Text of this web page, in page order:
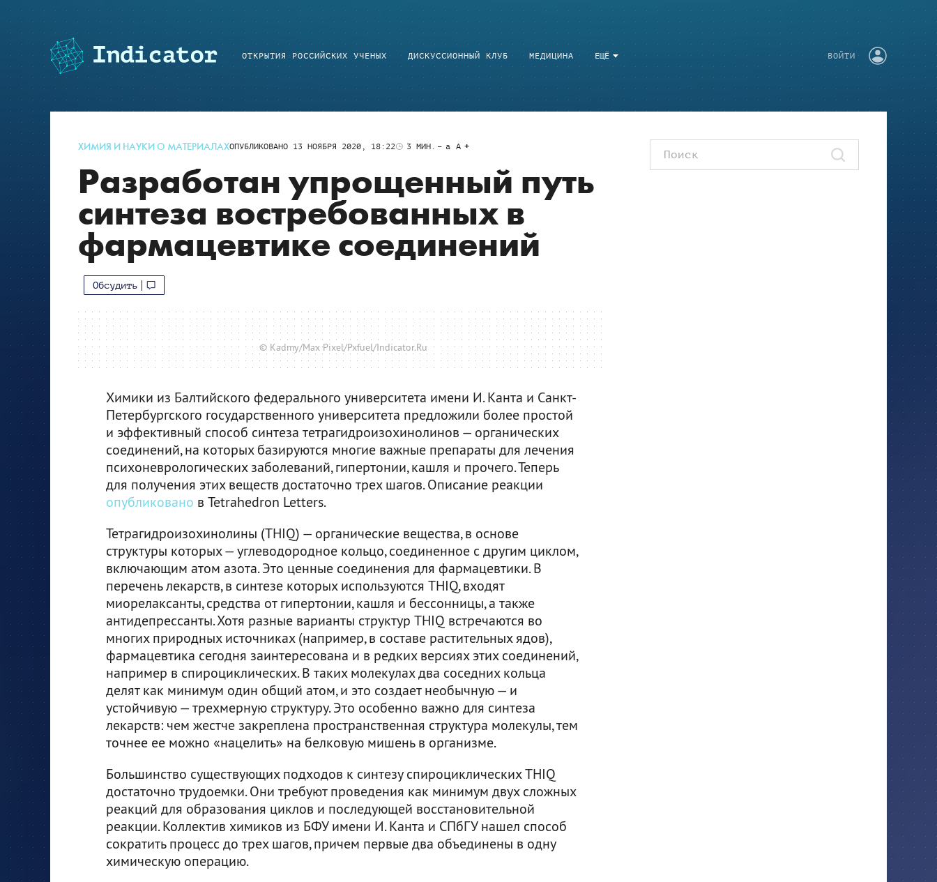
ЕЩЁ
ОТКРЫТИЯ РОССИЙСКИХ УЧЕНЫХ ДИСКУССИОННЫЙ КЛУБ МЕДИЦИНА ВОЙТИ
ХИМИЯ И НАУКИ О МАТЕРИАЛАХОПУБЛИКОВАНО 13 НОЯБРЯ 2020, 18:22 3 МИН. a A
Разработан упрощенный путь
синтеза востребованных в
фармацевтике соединений
Обсудить
© Kadmy/Max Pixel/Pxfuel/Indicator.Ru
Химики из Балтийского федерального университета имени И. Канта и Санкт-
Петербургского государственного университета предложили более простой
и эффективный способ синтеза тетрагидроизохинолинов — органических
соединений, на которых базируются многие важные препараты для лечения
психоневрологических заболеваний, гипертонии, кашля и прочего. Теперь
для получения этих веществ достаточно трех шагов. Описание реакции
опубликовано в Tetrahedron Letters.
Тетрагидроизохинолины (THIQ) — органические вещества, в основе
структуры которых — углеводородное кольцо, соединенное с другим циклом,
включающим атом азота. Это ценные соединения для фармацевтики. В
перечень лекарств, в синтезе которых используются THIQ, входят
миорелаксанты, средства от гипертонии, кашля и бессонницы, а также
антидепрессанты. Хотя разные варианты структур THIQ встречаются во
многих природных источниках (например, в составе растительных ядов),
фармацевтика сегодня заинтересована и в редких версиях этих соединений,
например в спироциклических. В таких молекулах два соседних кольца
делят как минимум один общий атом, и это создает необычную — и
устойчивую — трехмерную структуру. Это особенно важно для синтеза
лекарств: чем жестче закреплена пространственная структура молекулы, тем
точнее ее можно «нацелить» на белковую мишень в организме.
Большинство существующих подходов к синтезу спироциклических THIQ
достаточно трудоемки. Они требуют проведения как минимум двух сложных
реакций для образования циклов и последующей восстановительной
реакции. Коллектив химиков из БФУ имени И. Канта и СПбГУ нашел способ
сократить процесс до трех шагов, причем первые два объединены в одну
химическую операцию.